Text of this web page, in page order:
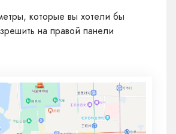
которые вы хотели бы
на правой панели